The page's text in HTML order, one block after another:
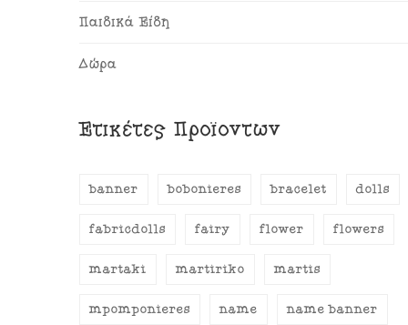
Παιδικά Είδη
Δώρα
Ετικέτες Προϊόντων
banner bobonieres bracelet dolls
fabricdolls fairy flower flowers
martaki martiriko martis
mpomponieres name name banner